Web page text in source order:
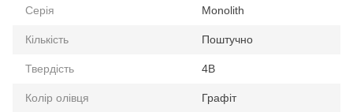
Серія Monolith
Кількість Поштучно
Твердість 4В
Колір олівця Графіт